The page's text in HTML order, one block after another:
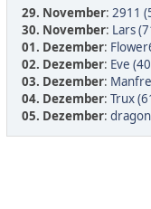
29. November: 2911
30. November: Lars
01. Dezember:
02. Dezember: Eve
03. Dezember:
04. Dezember: Trux
05. Dezember: